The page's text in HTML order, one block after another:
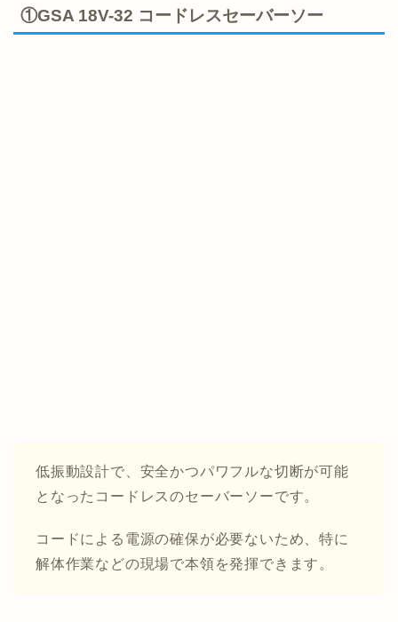
①GSA 18V-32 コードレスセーバーソー
低振動設計で、安全かつパワフルな切断が可能
となったコードレスのセーバーソーです。
コードによる電源の確保が必要ないため、特に
解体作業などの現場で本領を発揮できます。